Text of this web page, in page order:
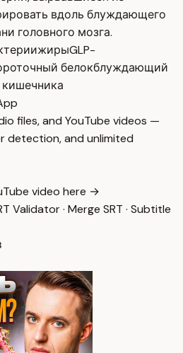
вдоль блуждающего
головного мозга.
жирыGLP-
белокблуждающий
files, and YouTube videos —
detection, and unlimited
video here →
Validator· Merge SRT · Subtitle